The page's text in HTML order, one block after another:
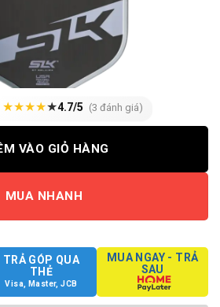
★★★★★4.7/5 (3 đánh giá)
VÀO GIỎ HÀNG
MUA NHANH
TRẢ GÓP QUA
THẺ
Visa, Master, JCB
MUA NGAY - TRẢ
SAU